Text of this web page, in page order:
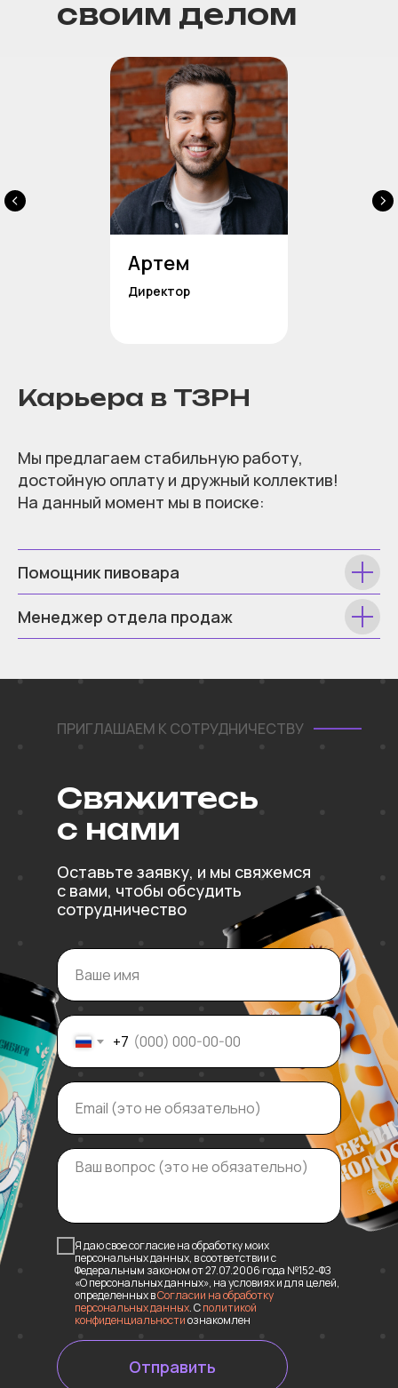
своим делом
Артем
Директор
Карьера в ТЗРН
Мы предлагаем стабильную работу,
достойную оплату и дружный коллектив!
На данный момент мы в поиске:
Помощник пивовара
Менеджер отдела продаж
ПРИГЛАШАЕМ К СОТРУДНИЧЕСТВУ
Оставьте заявку, и мы свяжемся
с вами, чтобы обсудить
сотрудничество
Свяжитесь
с нами
+7
Я даю свое согласие на обработку моих
персональных данных, в соответствии с
Федеральным законом от 27.07.2006 года №152-ФЗ
«О персональных данных», на условиях и для целей,
определенных вСогласии на обработку
персональных данных. Сполитикой
конфиденциальностиознакомлен
Отправить